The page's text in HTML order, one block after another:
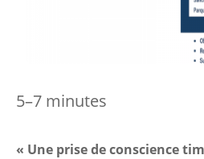
5–7 minutes
« Une prise de conscience